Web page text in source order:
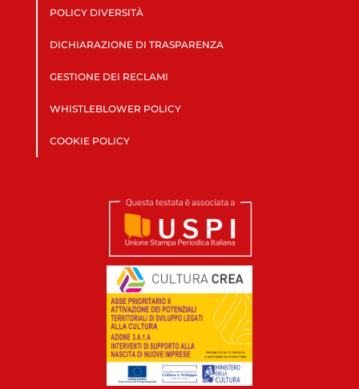
POLICY DIVERSITÀ
DICHIARAZIONE DI TRASPARENZA
GESTIONE DEI RECLAMI
WHISTLEBLOWER POLICY
COOKIE POLICY